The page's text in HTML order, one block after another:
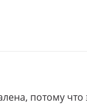
потому